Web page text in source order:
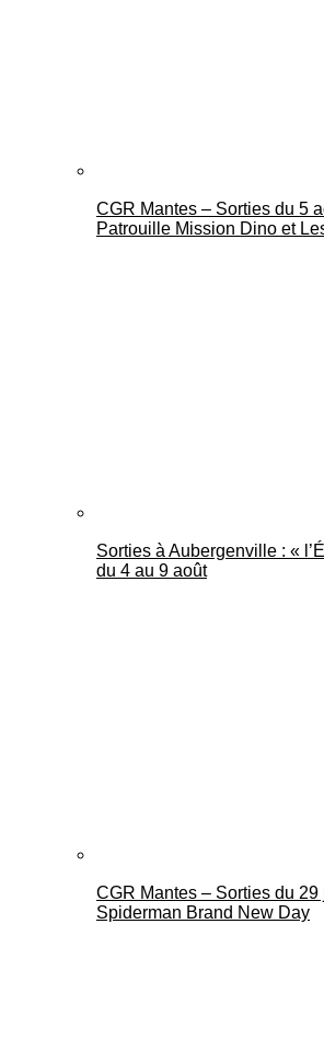
CGR Mantes – Sorties du 5
Patrouille Mission Dino et
Sorties à Aubergenville : «
du 4 au 9 août
CGR Mantes – Sorties du 29
Spiderman Brand New Day